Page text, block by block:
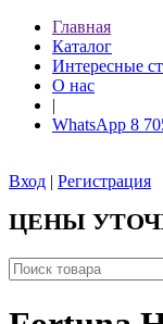
Главная
Каталог
Интересные
О нас
|
WhatsApp 8
Вход | Регистрация
ЦЕНЫ